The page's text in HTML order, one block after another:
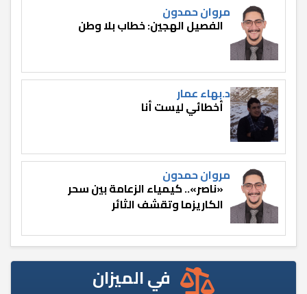
مروان حمدون
الفصيل الهجين: خطاب بلا وطن
د.بهاء عمار
أخطائي ليست أنا
مروان حمدون
«ناصر».. كيمياء الزعامة بين سحر
الكاريزما وتقشف الثائر
في الميزان